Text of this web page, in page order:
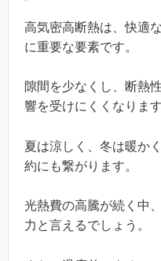
高気密高断熱は、快適
に重要な要素です。
隙間を少なくし、断熱
響を受けにくくなります
夏は涼しく、冬は暖か
約にも繋がります。
光熱費の高騰が続く中
力と言えるでしょう。